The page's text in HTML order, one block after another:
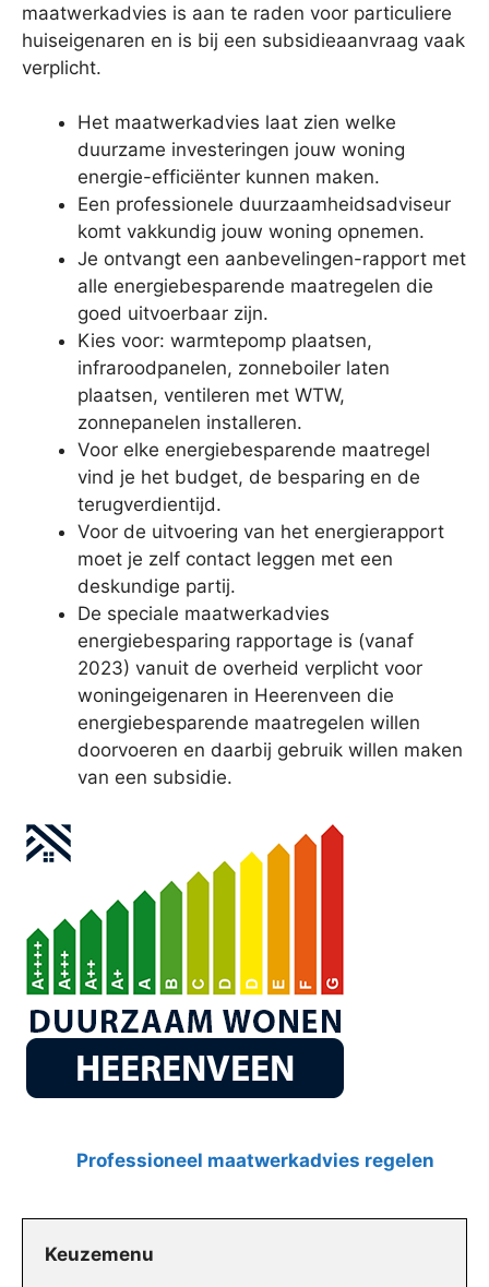
maatwerkadvies is aan te raden voor particuliere
huiseigenaren en is bij een subsidieaanvraag vaak
verplicht.
Het maatwerkadvies laat zien welke
duurzame investeringen jouw woning
energie-efficiënter kunnen maken.
Een professionele duurzaamheidsadviseur
komt vakkundig jouw woning opnemen.
Je ontvangt een aanbevelingen-rapport met
alle energiebesparende maatregelen die
goed uitvoerbaar zijn.
Kies voor: warmtepomp plaatsen,
infraroodpanelen, zonneboiler laten
plaatsen, ventileren met WTW,
zonnepanelen installeren.
Voor elke energiebesparende maatregel
vind je het budget, de besparing en de
terugverdientijd.
Voor de uitvoering van het energierapport
moet je zelf contact leggen met een
deskundige partij.
De speciale maatwerkadvies
energiebesparing rapportage is (vanaf
2023) vanuit de overheid verplicht voor
woningeigenaren in Heerenveen die
energiebesparende maatregelen willen
doorvoeren en daarbij gebruik willen maken
van een subsidie.
Professioneel maatwerkadvies regelen
Keuzemenu